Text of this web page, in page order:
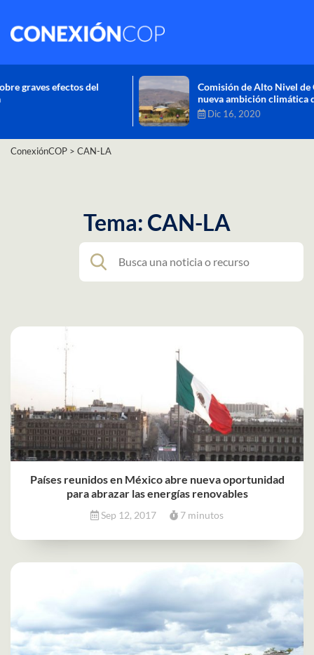
Comisión de Alto Nivel de Cambio Climático aprueba
nueva ambición climática del Perú
ConexiónCOP > CAN-LA
Tema: CAN-LA
Países reunidos en México abre nueva oportunidad
para abrazar las energías renovables
Sep 12, 2017 7 minutos